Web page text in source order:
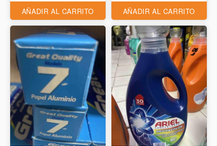
AÑADIR AL CARRITO AÑADIR AL CARRITO